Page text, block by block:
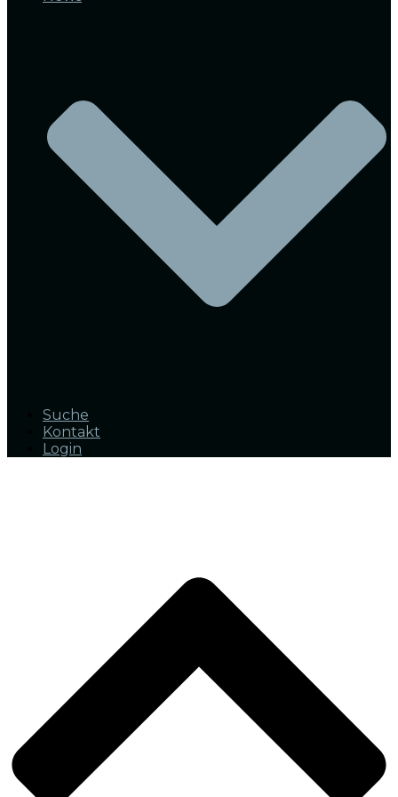
Suche
Kontakt
Login